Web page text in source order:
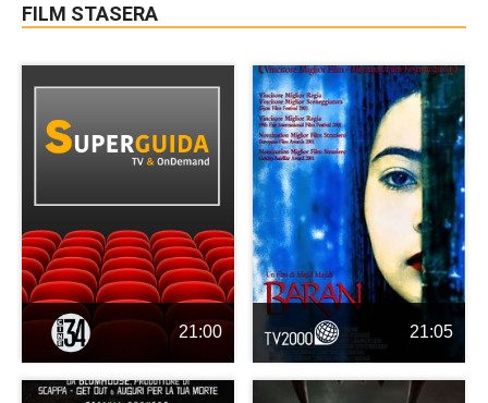
FILM STASERA
21:00 21:05